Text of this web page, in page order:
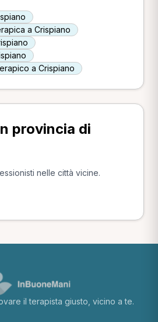
a Crispiano
a Crispiano
provincia di
nelle città vicine.
il terapista giusto, vicino a te.